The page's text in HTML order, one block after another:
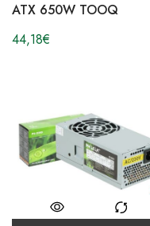
ATX 650W TOOQ
44,18€